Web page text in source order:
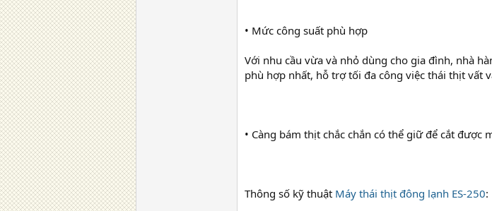
• Mức công suất phù hợp
Với nhu cầu vừa và nhỏ dùng cho gia đình, nhà
phù hợp nhất, hỗ trợ tối đa công việc thái thịt vất
• Càng bám thịt chắc chắn có thể giữ để cắt được
Thông số kỹ thuật Máy thái thịt đông lạnh ES-250: